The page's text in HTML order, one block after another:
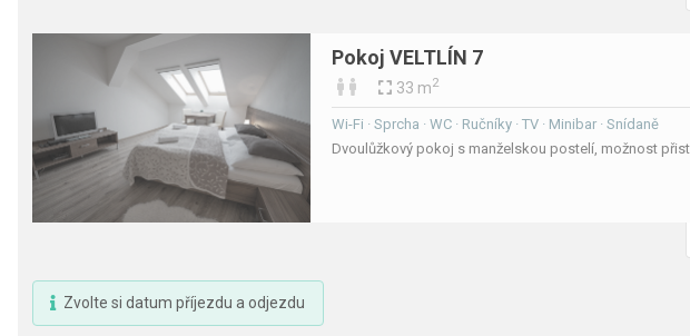
Pokoj VELTLÍN 7
33 m2
Wi-Fi · Sprcha · WC · Ručníky · TV · Minibar · Snídaně
Dvoulůžkový pokoj s manželskou postelí, možnost
Zvolte si datum příjezdu a odjezdu